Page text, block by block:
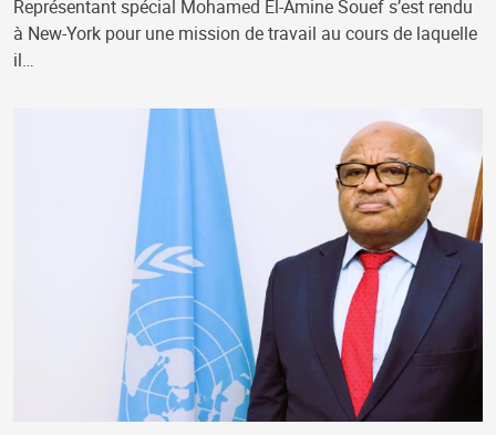
Représentant spécial Mohamed El-Amine Souef s’est rendu
à New-York pour une mission de travail au cours de laquelle
il…